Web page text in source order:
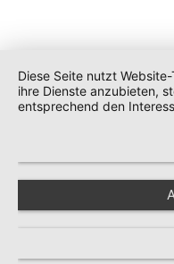
Diese Seite nutzt
ihre Dienste anzubieten,
entsprechend den